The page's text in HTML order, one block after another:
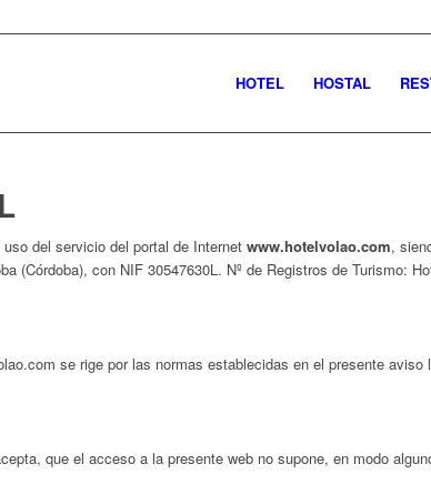
HOTEL HOSTAL
del servicio del portal de Internet www.hotelvolao.com,
(Córdoba), con NIF 30547630L. Nº de Registros de Turismo:
se rige por las normas establecidas en el presente
que el acceso a la presente web no supone, en modo